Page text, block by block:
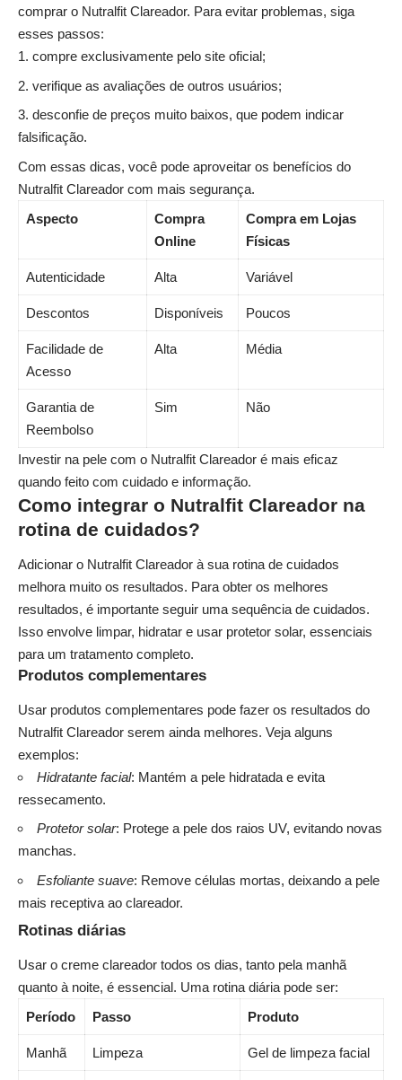
comprar o Nutralfit Clareador. Para evitar problemas, siga
esses passos:
compre exclusivamente pelo site oficial;
verifique as avaliações de outros usuários;
desconfie de preços muito baixos, que podem indicar
falsificação.
Com essas dicas, você pode aproveitar os benefícios do
Nutralfit Clareador com mais segurança.
Aspecto
Compra
Online
Compra em Lojas
Físicas
Autenticidade Alta Variável
Descontos Disponíveis Poucos
Facilidade de
Acesso
Alta Média
Garantia de
Reembolso
Sim Não
Investir na pele com o Nutralfit Clareador é mais eficaz
quando feito com cuidado e informação.
Como integrar o Nutralfit Clareador na
rotina de cuidados?
Adicionar o Nutralfit Clareador à sua rotina de cuidados
melhora muito os resultados. Para obter os melhores
resultados, é importante seguir uma sequência de cuidados.
Isso envolve limpar, hidratar e usar protetor solar, essenciais
para um tratamento completo.
Produtos complementares
Usar produtos complementares pode fazer os resultados do
Nutralfit Clareador serem ainda melhores. Veja alguns
exemplos:
Hidratante facial: Mantém a pele hidratada e evita
ressecamento.
Protetor solar: Protege a pele dos raios UV, evitando novas
manchas.
Esfoliante suave: Remove células mortas, deixando a pele
mais receptiva ao clareador.
Rotinas diárias
Usar o creme clareador todos os dias, tanto pela manhã
quanto à noite, é essencial. Uma rotina diária pode ser:
Período
Passo Produto
Manhã Limpeza Gel de limpeza facial